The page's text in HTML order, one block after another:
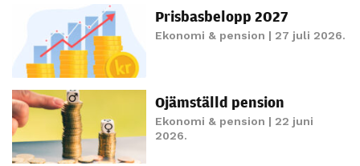
Prisbasbelopp 2027
Ekonomi & pension | 27 juli 2026.
Ojämställd pension
Ekonomi & pension | 22 juni
2026.